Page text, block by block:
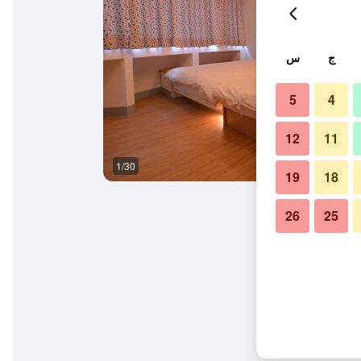
1/30
ج س
4
5
11
12
18
19
25
26